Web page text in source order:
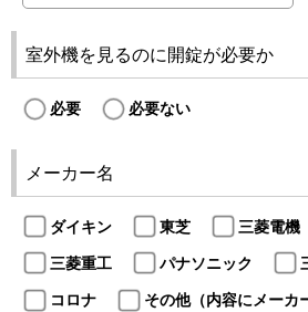
室外機を見るのに開錠が必要か
必要 必要ない
メーカー名
ダイキン 東芝 三菱電機
三菱重工
パナソニック
コロナ
その他（内容にメーカ